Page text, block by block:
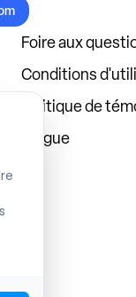
Foire aux
Conditions
Politique de
Blogue